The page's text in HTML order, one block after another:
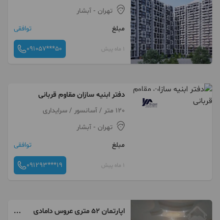
قربانی
تهران - آبشار
مبلغ
توافقی
1 ماه پیش 091057***50
دفتر ابنیه سازان مقاوم قربانی
120 متر / آسانسور / سرایداری
تهران - آبشار
مبلغ
توافقی
1 ماه پیش 091293***19
اپارتمان ۵۲ متری عروس دامادی